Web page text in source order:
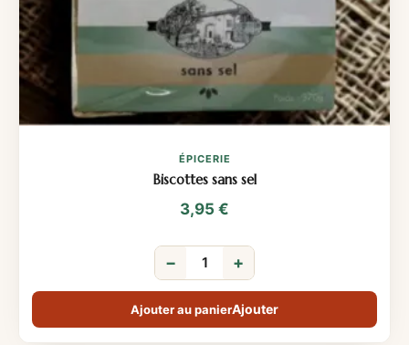
ÉPICERIE
Biscottes sans sel
3,95 €
− +
Ajouter au panier